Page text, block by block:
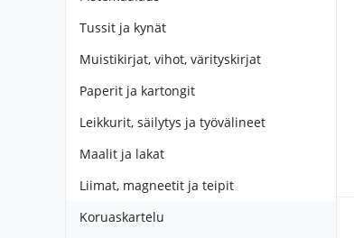
Tussit ja kynät
Muistikirjat, vihot, värityskirjat
Paperit ja kartongit
Leikkurit, säilytys ja työvälineet
Maalit ja lakat
Liimat, magneetit ja teipit
Koruaskartelu